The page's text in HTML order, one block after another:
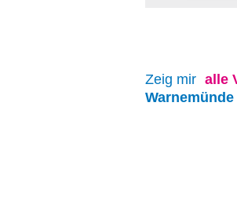
Zeig mir alle
Warnemünde